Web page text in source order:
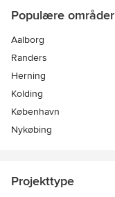
Populære områder
Aalborg
Randers
Herning
Kolding
København
Nykøbing
Projekttype